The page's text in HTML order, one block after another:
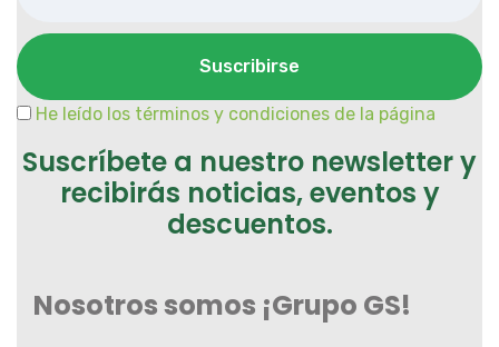
He leído los términos y condiciones de la página
Suscríbete a nuestro newsletter y
recibirás noticias, eventos y
descuentos.
Nosotros somos ¡Grupo GS!